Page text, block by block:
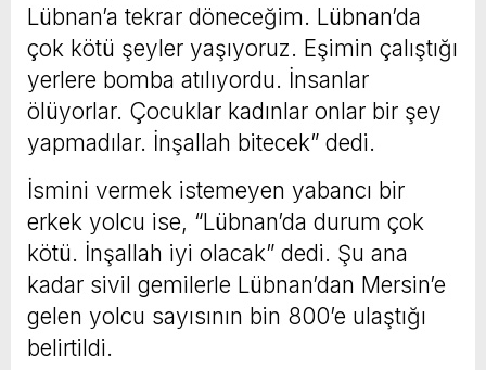
Lübnan’a tekrar döneceğim. Lübnan’da
çok kötü şeyler yaşıyoruz. Eşimin çalıştığı
yerlere bomba atılıyordu. İnsanlar
ölüyorlar. Çocuklar kadınlar onlar bir şey
yapmadılar. İnşallah bitecek” dedi.
İsmini vermek istemeyen yabancı bir
erkek yolcu ise, “Lübnan’da durum çok
kötü. İnşallah iyi olacak” dedi. Şu ana
kadar sivil gemilerle Lübnan’dan Mersin’e
gelen yolcu sayısının bin 800’e ulaştığı
belirtildi.